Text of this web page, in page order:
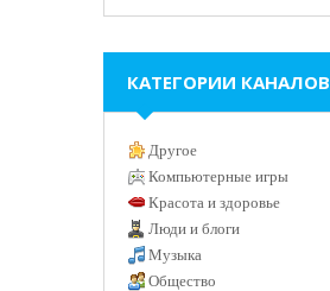
КАТЕГОРИИ КАНАЛОВ
Другое
Компьютерные игры
Красота и здоровье
Люди и блоги
Музыка
Общество